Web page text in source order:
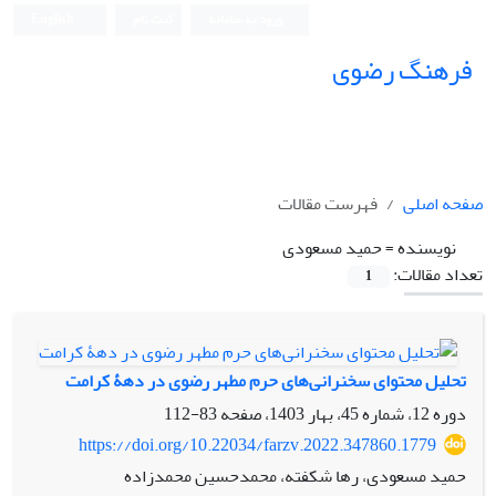
فرهنگ رضوی
صفحه اصلی
فهرست مقالات
نویسنده =حمید مسعودی
تعداد مقالات:
1
تحلیل محتوای سخنرانی‌های حرم مطهر رضوی در دهۀ کرامت
دوره 12، شماره 45، بهار 1403، صفحه
83-112
https://doi.org/10.22034/farzv.2022.347860.1779
حمید مسعودی، رها شکفته، محمدحسین محمدزاده